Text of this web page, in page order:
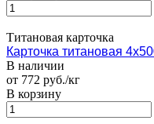
Титановая карточка
Карточка титановая
В наличии
от 772 руб./кг
В корзину